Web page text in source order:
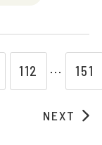
112 ⋯ 151
NEXT